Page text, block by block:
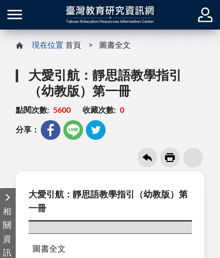
現在位置 首頁 圖書全文
大愛引航：靜思語教學指引
（幼教版）第一冊
點閱次數: 5600 收藏次數: 0
分享：
相
關
資
訊
大愛引航：靜思語教學指引（幼教版）第
一冊
圖書全文